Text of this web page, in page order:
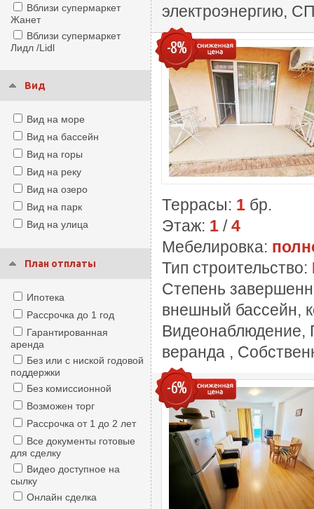
Вблизи супермаркет
Жанет
Вблизи супермаркет
Лидл /Lidl
Вид
Вид на море
Вид на бассейн
Вид на горы
Вид на реку
Вид на озеро
Вид на парк
Вид на улица
План отплаты
Ипотека
Рассрочка до 1 год
Гарантированная
аренда
Без или с ниской годовой
поддержки
Без комиссионной
Возможен торг
Рассрочка от 1 до 2 лет
Все документы готовые
для сделку
Видео доступное на
сылку
Онлайн сделка
электроэнергию,
-8%
Террасы: 1 бр.
Этаж: 1 /4
Мебелировка:
Тип строительство:
Степень
внешный бассейн,
Видеонаблюдение,
веранда ,
-6%